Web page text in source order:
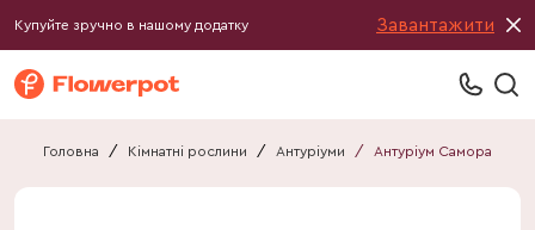
Купуйте зручно в нашому додатку Завантажити
Головна / Кімнатні рослини / Антуріуми / Антуріум Самора